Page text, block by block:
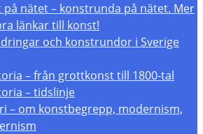
på nätet – konstrunda på nätet. Mer
länkar till konst!
och konstrundor i Sverige
– från grottkonst till 1800-tal
– tidslinje
– om konstbegrepp, modernism,